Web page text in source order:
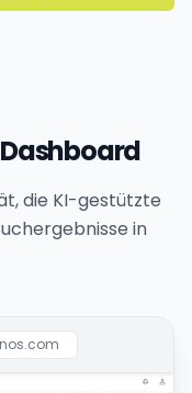
die KI-gestützte
in